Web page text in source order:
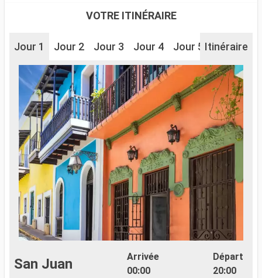
VOTRE ITINÉRAIRE
Jour 1 Jour 2 Jour 3 Jour 4 Jour 5 Jour 6
Itinéraire
San Juan
Arrivée
00:00
Départ
20:00